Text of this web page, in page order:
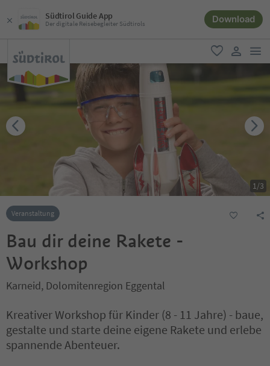
Südtirol Guide App
Der digitale Reisebegleiter Südtirols Download
favorit
user link
1/3
Veranstaltung
Bau dir deine Rakete -
Workshop
Karneid, Dolomitenregion Eggental
Kreativer Workshop für Kinder (8 - 11 Jahre) - baue,
gestalte und starte deine eigene Rakete und erlebe
spannende Abenteuer.